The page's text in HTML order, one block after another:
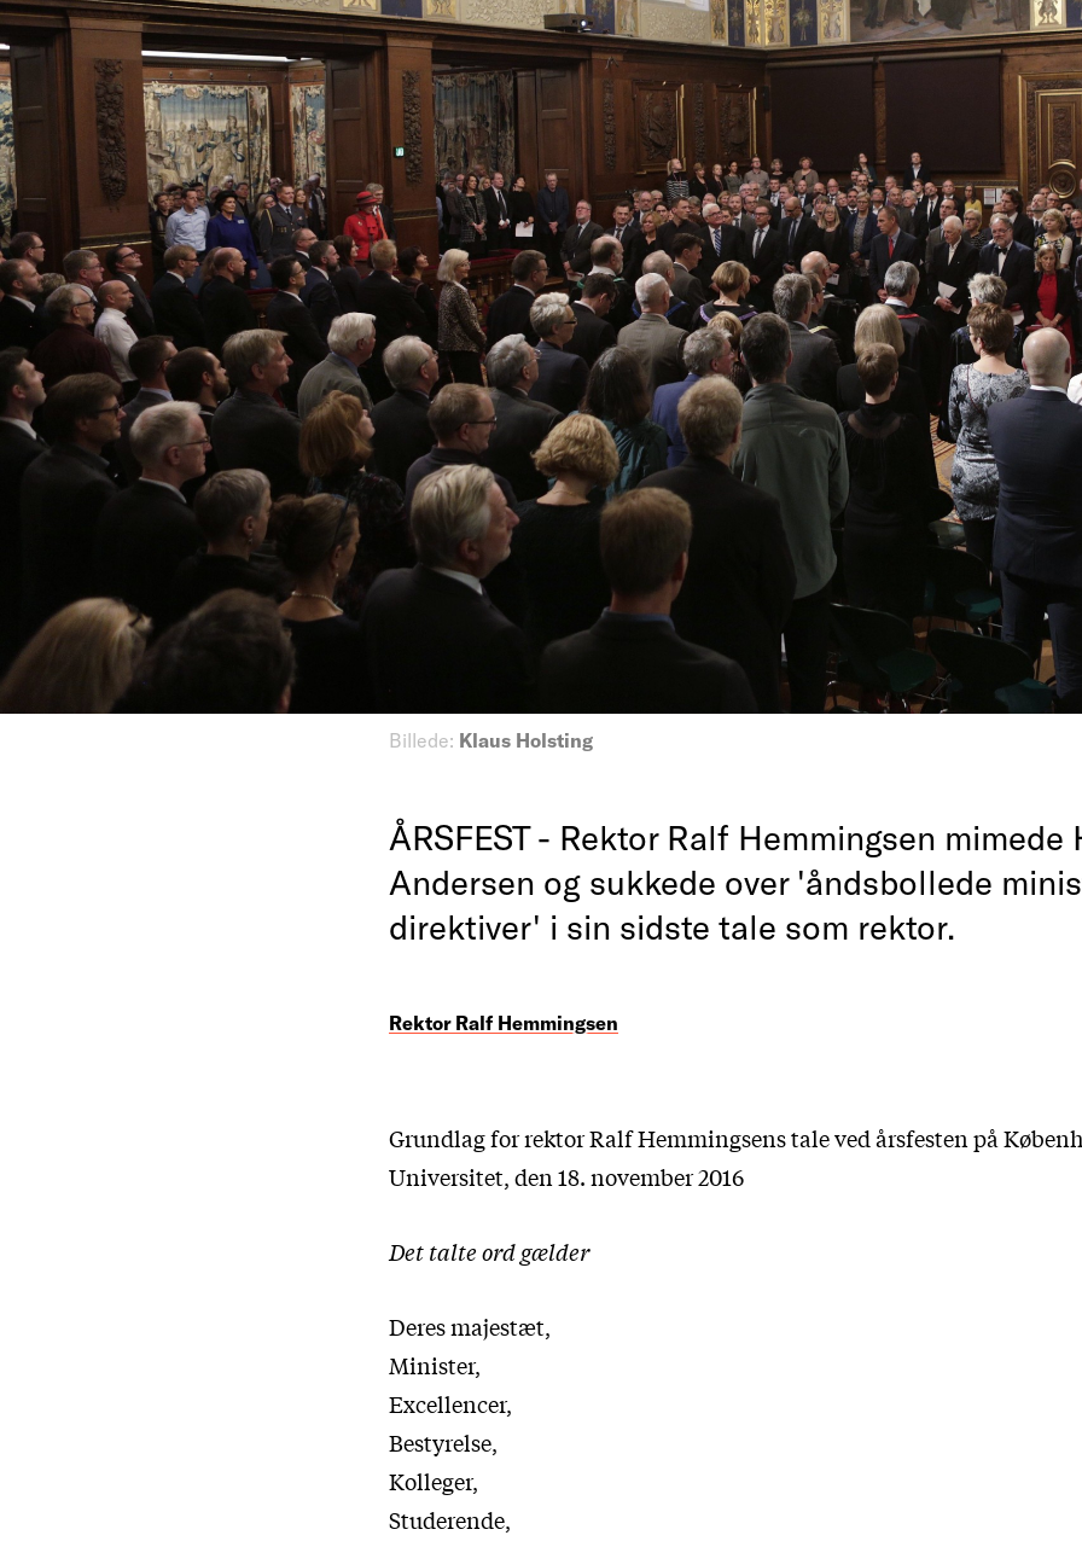
Billede: Klaus Holsting
ÅRSFEST - Rektor Ralf Hemmingsen mimede
Andersen og sukkede over 'åndsbollede
direktiver' i sin sidste tale som rektor.
Rektor Ralf Hemmingsen
Grundlag for rektor Ralf Hemmingsens tale ved årsfesten på
Universitet, den 18. november 2016
Det talte ord gælder
Deres majestæt,
Minister,
Excellencer,
Bestyrelse,
Kolleger,
Studerende,